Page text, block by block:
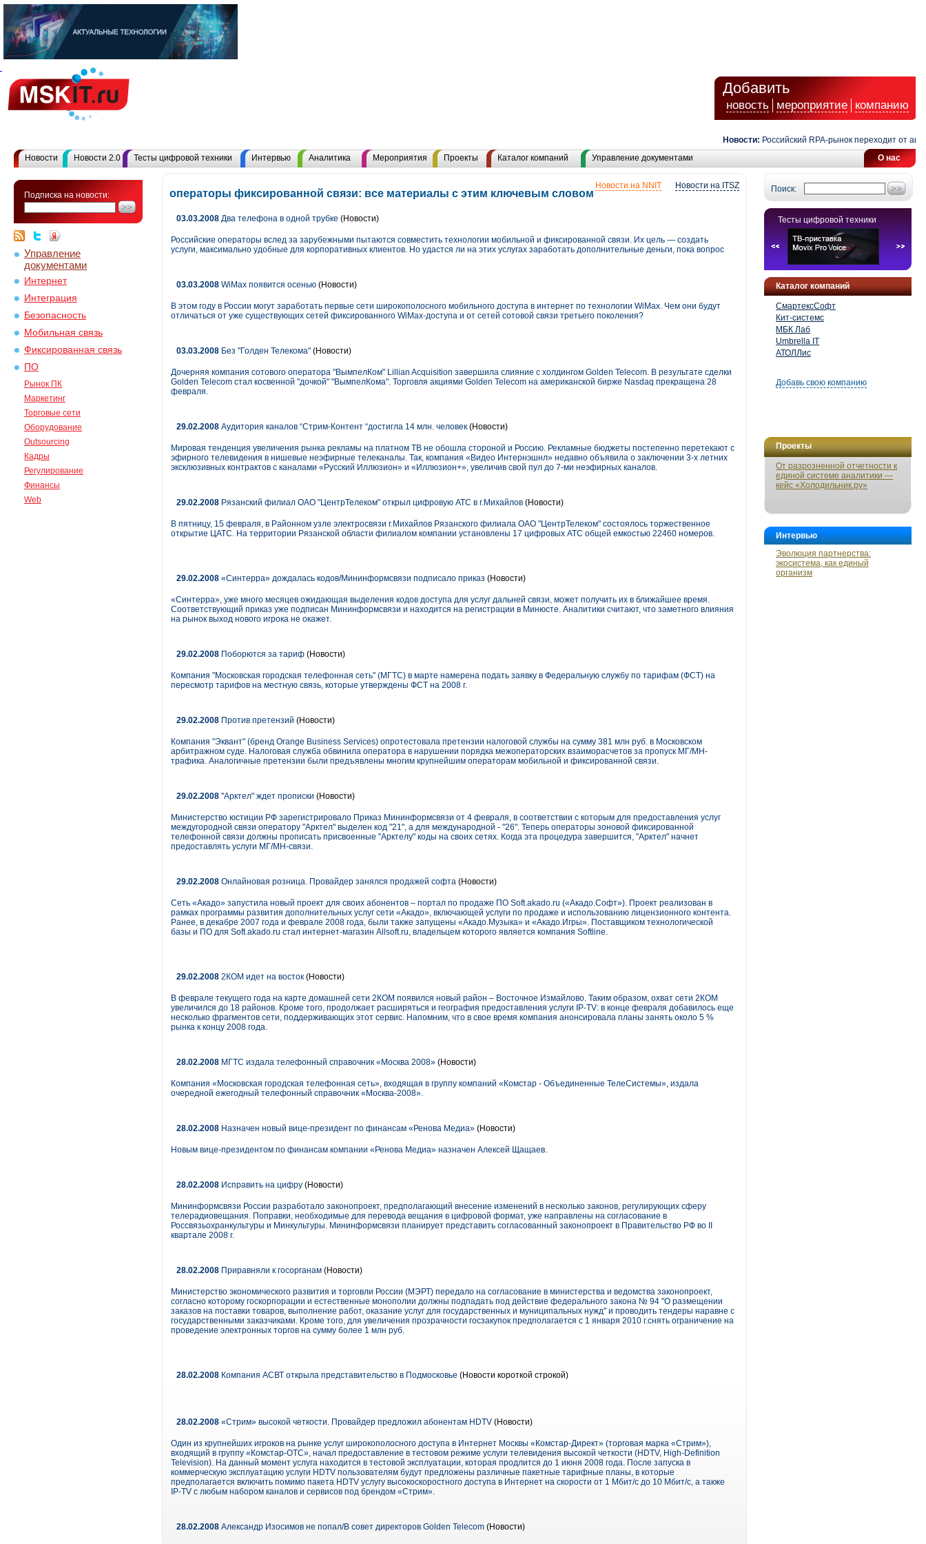
Добавить
новость мероприятие компанию
Новости: Российский RPA-рынок переходит от
О нас
Новости Новости 2.0 Тесты цифровой техники Интервью Аналитика Мероприятия Проекты Каталог компаний Управление документами
Подписка на новости:
Управление
документами
Интернет
Интеграция
Безопасность
Мобильная связь
Фиксированная связь
ПО
Рынок ПК
Маркетинг
Торговые сети
Оборудование
Outsourcing
Кадры
Регулирование
Финансы
Web
Поиск:
Тесты цифровой техники
Каталог компаний
СмартексСофт
Кит-системс
МБК Лаб
Umbrella IT
АТОЛЛис
Добавь свою компанию
Проекты
От разрозненной отчетности к
единой системе аналитики —
кейс «Холодильник.ру»
Интервью
Эволюция партнерства:
экосистема, как единый
организм
Новости на ITSZ
Новости на NNIT
операторы фиксированной связи: все материалы с этим ключевым словом
03.03.2008 Два телефона в одной трубке (Новости)
Российские операторы вслед за зарубежными пытаются совместить технологии мобильной и фиксированной связи. Их цель — создать
услуги, максимально удобные для корпоративных клиентов. Но удастся ли на этих услугах заработать дополнительные деньги, пока вопрос
03.03.2008 WiMax появится осенью (Новости)
В этом году в России могут заработать первые сети широкополосного мобильного доступа в интернет по технологии WiMax. Чем они будут
отличаться от уже существующих сетей фиксированного WiMax-доступа и от сетей сотовой связи третьего поколения?
03.03.2008 Без "Голден Телекома" (Новости)
Дочерняя компания сотового оператора "ВымпелКом" Lillian Acquisition завершила слияние с холдингом Golden Telecom. В результате сделки
Golden Telecom стал косвенной "дочкой" "ВымпелКома". Торговля акциями Golden Telecom на американской бирже Nasdaq прекращена 28
февраля.
29.02.2008 Аудитория каналов “Стрим-Контент “достигла 14 млн. человек (Новости)
Мировая тенденция увеличения рынка рекламы на платном ТВ не обошла стороной и Россию. Рекламные бюджеты постепенно перетекают с
эфирного телевидения в нишевые неэфирные телеканалы. Так, компания «Видео Интернэшнл» недавно объявила о заключении 3-х летних
эксклюзивных контрактов с каналами «Русский Иллюзион» и «Иллюзион+», увеличив свой пул до 7-ми неэфирных каналов.
29.02.2008 Рязанский филиал ОАО "ЦентрТелеком" открыл цифровую АТС в г.Михайлов (Новости)
В пятницу, 15 февраля, в Районном узле электросвязи г.Михайлов Рязанского филиала ОАО "ЦентрТелеком" состоялось торжественное
открытие ЦАТС. На территории Рязанской области филиалом компании установлены 17 цифровых АТС общей емкостью 22460 номеров.
29.02.2008 «Синтерра» дождалась кодов/Мининформсвязи подписало приказ (Новости)
«Синтерра», уже много месяцев ожидающая выделения кодов доступа для услуг дальней связи, может получить их в ближайшее время.
Соответствующий приказ уже подписан Мининформсвязи и находится на регистрации в Минюсте. Аналитики считают, что заметного влияния
на рынок выход нового игрока не окажет.
29.02.2008 Поборются за тариф (Новости)
Компания "Московская городская телефонная сеть" (МГТС) в марте намерена подать заявку в Федеральную службу по тарифам (ФСТ) на
пересмотр тарифов на местную связь, которые утверждены ФСТ на 2008 г.
29.02.2008 Против претензий (Новости)
Компания "Эквант" (бренд Orange Business Services) опротестовала претензии налоговой службы на сумму 381 млн руб. в Московском
арбитражном суде. Налоговая служба обвинила оператора в нарушении порядка межоператорских взаиморасчетов за пропуск МГ/МН-
трафика. Аналогичные претензии были предъявлены многим крупнейшим операторам мобильной и фиксированной связи.
29.02.2008 "Арктел" ждет прописки (Новости)
Министерство юстиции РФ зарегистрировало Приказ Мининформсвязи от 4 февраля, в соответствии с которым для предоставления услуг
междугородной связи оператору "Арктел" выделен код "21", а для международной - "26". Теперь операторы зоновой фиксированной
телефонной связи должны прописать присвоенные "Арктелу" коды на своих сетях. Когда эта процедура завершится, "Арктел" начнет
предоставлять услуги МГ/МН-связи.
29.02.2008 Онлайновая розница. Провайдер занялся продажей софта (Новости)
Сеть «Акадо» запустила новый проект для своих абонентов – портал по продаже ПО Soft.akado.ru («Акадо.Софт»). Проект реализован в
рамках программы развития дополнительных услуг сети «Акадо», включающей услуги по продаже и использованию лицензионного контента.
Ранее, в декабре 2007 года и феврале 2008 года, были также запущены «Акадо.Музыка» и «Акадо.Игры». Поставщиком технологической
базы и ПО для Soft.akado.ru стал интернет-магазин Allsoft.ru, владельцем которого является компания Softline.
29.02.2008 2КОМ идет на восток (Новости)
В феврале текущего года на карте домашней сети 2КОМ появился новый район – Восточное Измайлово. Таким образом, охват сети 2КОМ
увеличился до 18 районов. Кроме того, продолжает расширяться и география предоставления услуги IP-TV: в конце февраля добавилось еще
несколько фрагментов сети, поддерживающих этот сервис. Напомним, что в свое время компания анонсировала планы занять около 5 %
рынка к концу 2008 года.
28.02.2008 МГТС издала телефонный справочник «Москва 2008» (Новости)
Компания «Московская городская телефонная сеть», входящая в группу компаний «Комстар - Объединенные ТелеСистемы», издала
очередной ежегодный телефонный справочник «Москва-2008».
28.02.2008 Назначен новый вице-президент по финансам «Ренова Медиа» (Новости)
Новым вице-президентом по финансам компании «Ренова Медиа» назначен Алексей Щащаев.
28.02.2008 Исправить на цифру (Новости)
Мининформсвязи России разработало законопроект, предполагающий внесение изменений в несколько законов, регулирующих сферу
телерадиовещания. Поправки, необходимые для перевода вещания в цифровой формат, уже направлены на согласование в
Россвязьохранкультуры и Минкультуры. Мининформсвязи планирует представить согласованный законопроект в Правительство РФ во II
квартале 2008 г.
28.02.2008 Приравняли к госорганам (Новости)
Министерство экономического развития и торговли России (МЭРТ) передало на согласование в министерства и ведомства законопроект,
согласно которому госкорпорации и естественные монополии должны подпадать под действие федерального закона № 94 "О размещении
заказов на поставки товаров, выполнение работ, оказание услуг для государственных и муниципальных нужд" и проводить тендеры наравне с
государственными заказчиками. Кроме того, для увеличения прозрачности госзакупок предполагается с 1 января 2010 г.снять ограничение на
проведение электронных торгов на сумму более 1 млн руб.
28.02.2008 Компания АСВТ открыла представительство в Подмосковье (Новости короткой строкой)
28.02.2008 «Стрим» высокой четкости. Провайдер предложил абонентам HDTV (Новости)
Один из крупнейших игроков на рынке услуг широкополосного доступа в Интернет Москвы «Комстар-Директ» (торговая марка «Стрим»),
входящий в группу «Комстар-ОТС», начал предоставление в тестовом режиме услуги телевидения высокой четкости (HDTV, High-Definition
Television). На данный момент услуга находится в тестовой эксплуатации, которая продлится до 1 июня 2008 года. После запуска в
коммерческую эксплуатацию услуги HDTV пользователям будут предложены различные пакетные тарифные планы, в которые
предполагается включить помимо пакета HDTV услугу высокоскоростного доступа в Интернет на скорости от 1 Мбит/с до 10 Мбит/с, а также
IP-TV с любым набором каналов и сервисов под брендом «Стрим».
28.02.2008 Александр Изосимов не попал/В совет директоров Golden Telecom (Новости)